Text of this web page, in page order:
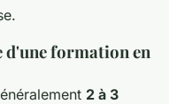
d'une formation en
2 à 3